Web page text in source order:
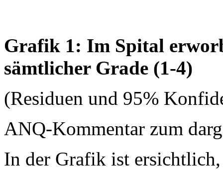
Grafik 1: Im Spital
sämtlicher Grade (1-4)
(Residuen und 95%
ANQ-Kommentar zum
In der Grafik ist